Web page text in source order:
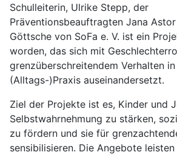
Schulleiterin, Ulrike Stepp, der
Präventionsbeauftragten Jana
Göttsche von SoFa e. V. ist ein
worden, das sich mit
grenzüberschreitendem Verhalten
(Alltags-)Praxis auseinandersetzt.
Ziel der Projekte ist es, Kinder und
Selbstwahrnehmung zu stärken,
zu fördern und sie für
sensibilisieren. Die Angebote